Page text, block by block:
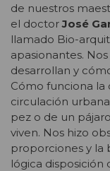
de nuestros
el doctorJosé
llamado Bio-
apasionantes.
desarrollan y
Cómo funciona la
circulación
pez o de un
viven. Nos hizo
proporciones y la
lógica disposición